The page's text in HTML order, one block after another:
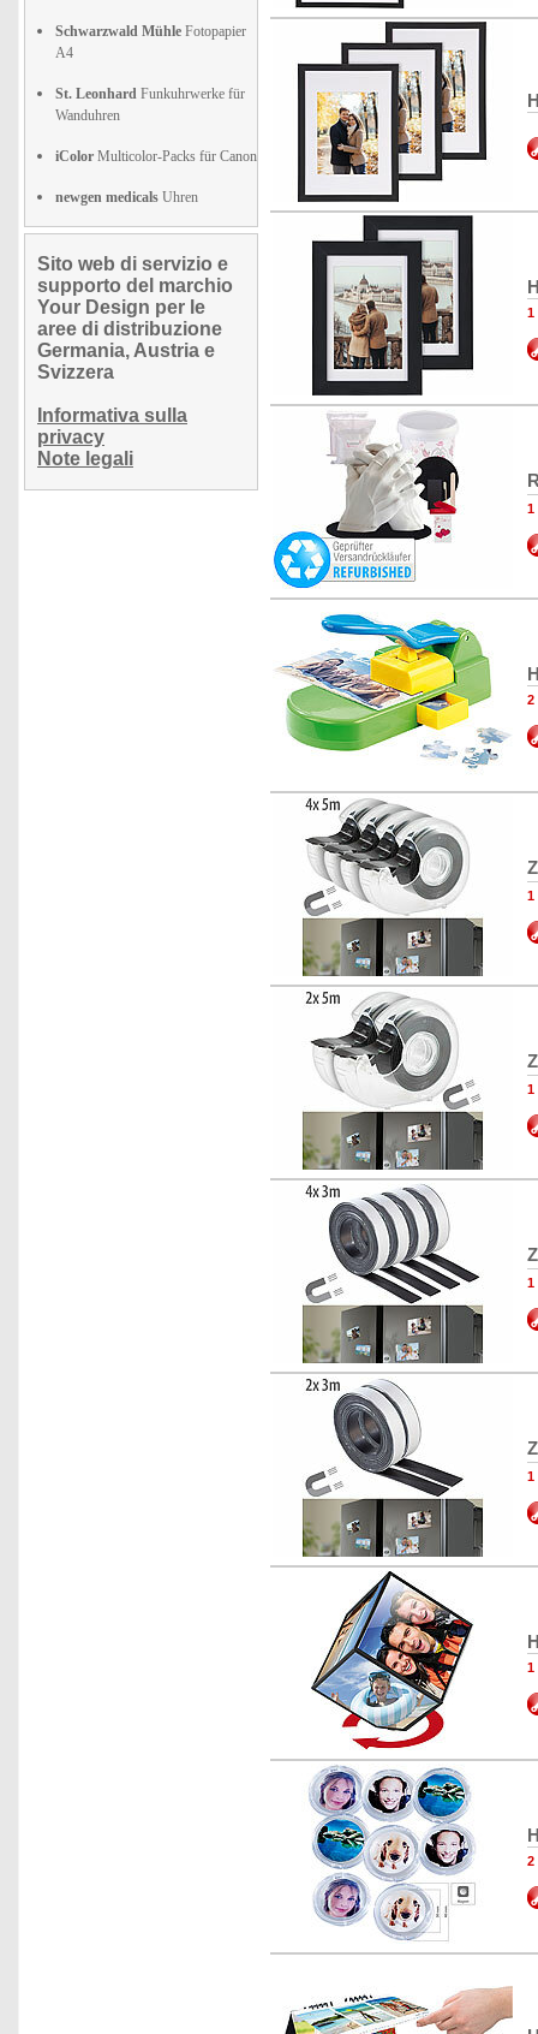
Schwarzwald Mühle Fotopapier
A4
St. Leonhard Funkuhrwerke für
Wanduhren
iColor Multicolor-Packs für Canon
newgen medicals Uhren
Sito web di servizio e
supporto del marchio
Your Design per le
aree di distribuzione
Germania, Austria e
Svizzera
Informativa sulla
privacy
Note legali
1
1
2
1
1
1
1
1
2